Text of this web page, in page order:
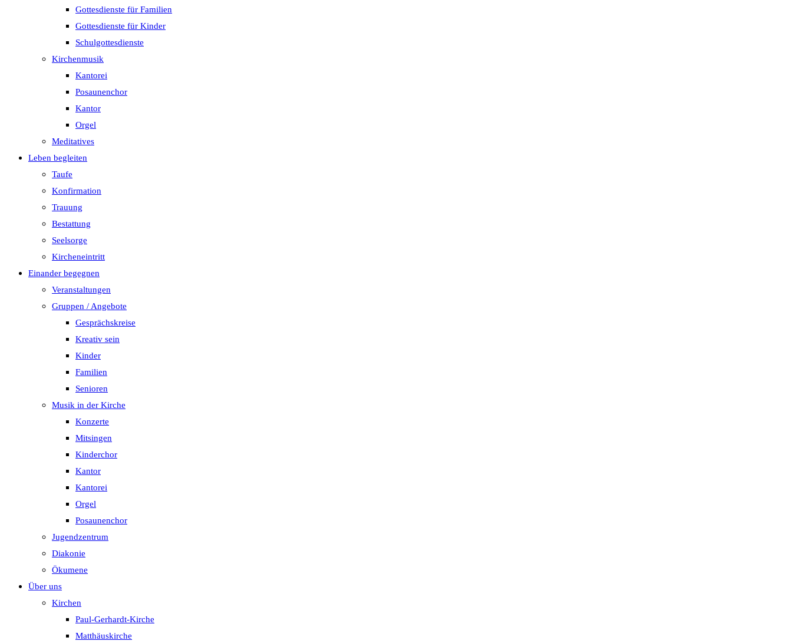
Gottesdienste für Familien
Gottesdienste für Kinder
Schulgottesdienste
Kirchenmusik
Kantorei
Posaunenchor
Kantor
Orgel
Meditatives
Leben begleiten
Taufe
Konfirmation
Trauung
Bestattung
Seelsorge
Kircheneintritt
Einander begegnen
Veranstaltungen
Gruppen / Angebote
Gesprächskreise
Kreativ sein
Kinder
Familien
Senioren
Musik in der Kirche
Konzerte
Mitsingen
Kinderchor
Kantor
Kantorei
Orgel
Posaunenchor
Jugendzentrum
Diakonie
Ökumene
Über uns
Kirchen
Paul-Gerhardt-Kirche
Matthäuskirche